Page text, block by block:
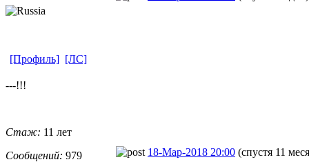
[Профиль] [ЛС]
---!!!
Стаж: 11 лет
Сообщений: 979 18-Мар-2018 20:00 (спустя 11